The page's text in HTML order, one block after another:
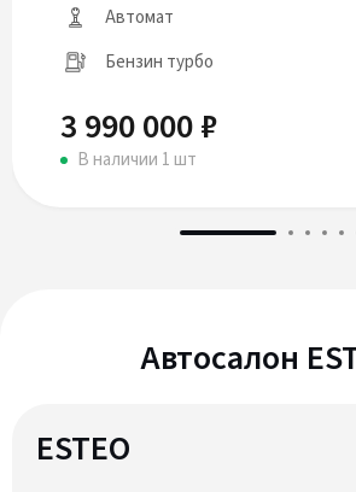
Автомат
Бензин турбо
3 990 000 ₽
В наличии 1 шт
Автосалон
ESTEO